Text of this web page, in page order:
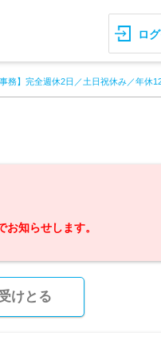
ロ
事務】完全週休2日／土日祝休み／年休
知らせします。
けとる